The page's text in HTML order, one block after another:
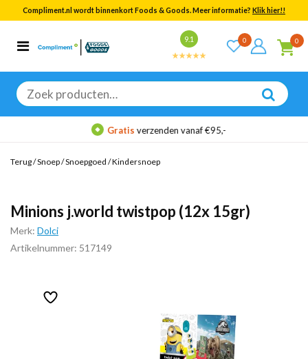
Compliment.nl wordt binnenkort Foods & Goods. Meer informatie? Klik hier!!
9.1 0 0
Zoeken
naar:
Categorieën
Bekijk alle resultaten
Gratisverzenden vanaf €95,-
Terug/Snoep/Snoepgoed /Kindersnoep
Minions j.world twistpop (12x 15gr)
Merk: Dolci
Artikelnummer: 517149